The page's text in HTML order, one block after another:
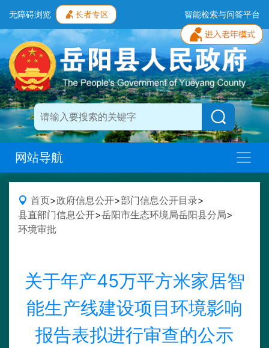
无障碍浏览 长者专区 智能检索与问答平台
网站导航
首页>政府信息公开>部门信息公开目录>
县直部门信息公开>岳阳市生态环境局岳阳县分局>
环境审批
关于年产45万平方米家居智
能生产线建设项目环境影响
报告表拟进行审查的公示